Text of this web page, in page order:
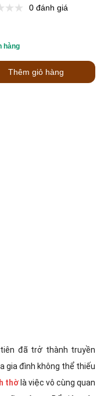
0 đánh giá
hàng
Thêm giỏ hàng
đã trở thành truyền
gia đình không thể thiếu
thờ là việc vô cùng quan